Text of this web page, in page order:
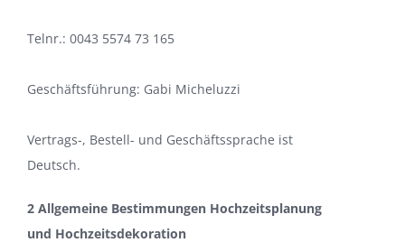
Telnr.: 0043 5574 73 165
Geschäftsführung: Gabi Micheluzzi
Vertrags-, Bestell- und Geschäftssprache ist
Deutsch.
2 Allgemeine Bestimmungen Hochzeitsplanung
und Hochzeitsdekoration